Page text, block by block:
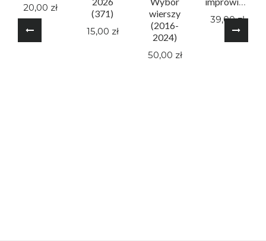
20,00 zł
(371)
15,00 zł
wierszy
(2016-
2024)
50,00 zł
39,00 zł